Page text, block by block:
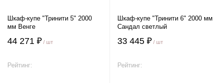
Шкаф-купе "Тринити 5" 2000
мм Венге
44 271 ₽ / шт
Рейтинг:
Шкаф-купе "Тринити 6" 2000 мм
Сандал светлый
33 445 ₽ / шт
Рейтинг: